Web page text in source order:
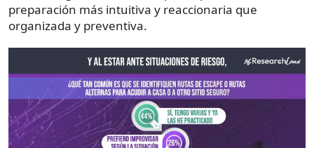
preparación más intuitiva y reaccionaria que
organizada y preventiva.